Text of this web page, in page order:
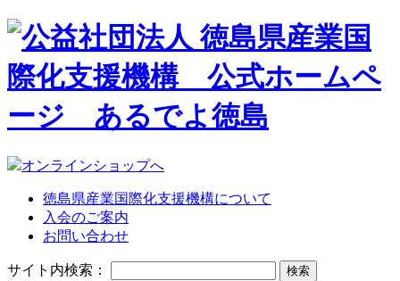
オンラインショップへ
徳島県産業国際化支援機構について
入会のご案内
お問い合わせ
サイト内検索：